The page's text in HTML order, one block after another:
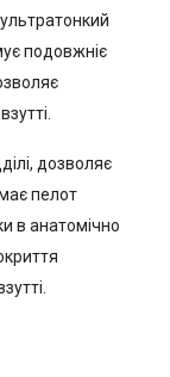
подовжніє
дозволяє
пелот
в анатомічно